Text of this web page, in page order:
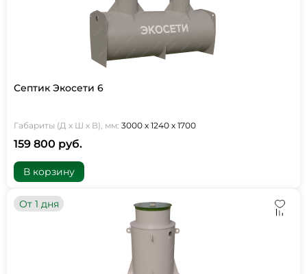
Септик Экосети 6
Габариты (Д х Ш х В), мм: 3000 х 1240 х 1700
159 800 руб.
В корзину
От 1 дня